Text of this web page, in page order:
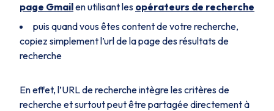
page Gmailen utilisant les opérateurs de recherche
puis quand vous êtes content de votre recherche,
copiez simplement l’url de la page des résultats de
recherche
En effet, l’URL de recherche intègre les critères de
recherche et surtout peut être partagée directement à